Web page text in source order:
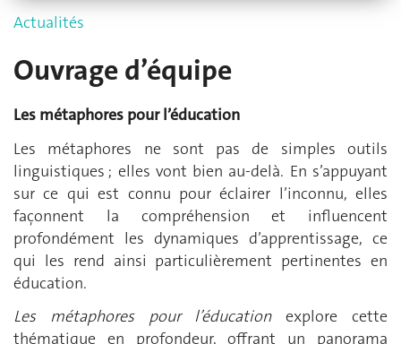
Actualités
Ouvrage d’équipe
Les métaphores pour l’éducation
Les métaphores ne sont pas de simples outils
linguistiques ; elles vont bien au-delà. En s’appuyant
sur ce qui est connu pour éclairer l’inconnu, elles
façonnent la compréhension et influencent
profondément les dynamiques d’apprentissage, ce
qui les rend ainsi particulièrement pertinentes en
éducation.
Les métaphores pour l’éducationexplore cette
thématique en profondeur, offrant un panorama